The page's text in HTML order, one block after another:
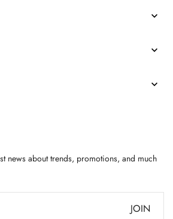



news about trends, promotions, and much
JOIN